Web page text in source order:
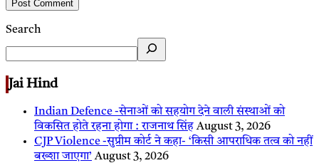
Search
Jai Hind
Indian Defence -सेनाओं को सहयोग देने वाली संस्थाओं को
विकसित होते रहना होगा : राजनाथ सिंह August 3, 2026
CJP Violence -सुप्रीम कोर्ट ने कहा- ‘किसी आपराधिक तत्व को नहीं
बख्शा जाएगा’ August 3, 2026